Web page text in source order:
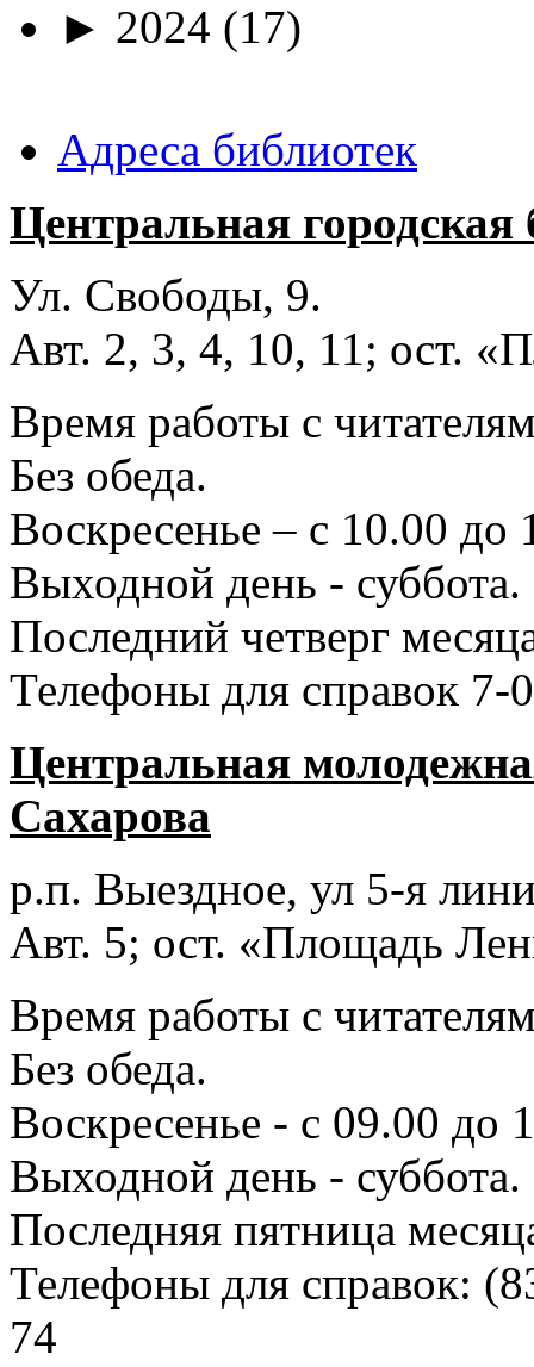
► 2024 (17)
Адреса библиотек
Центральная
Ул. Свободы, 9.
Авт. 2, 3, 4, 10, 11; ост.
Время работы с
Без обеда.
Воскресенье – с 10.00 до
Выходной день - суббота.
Последний четверг
Телефоны для справок 7-
Центральная
Сахарова
р.п. Выездное, ул 5-я
Авт. 5; ост. «Площадь
Время работы с
Без обеда.
Воскресенье - с 09.00 до
Выходной день - суббота.
Последняя пятница
Телефоны для справок:
74